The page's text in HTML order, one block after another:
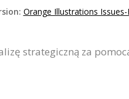
Orange Illustrations
strategiczną za